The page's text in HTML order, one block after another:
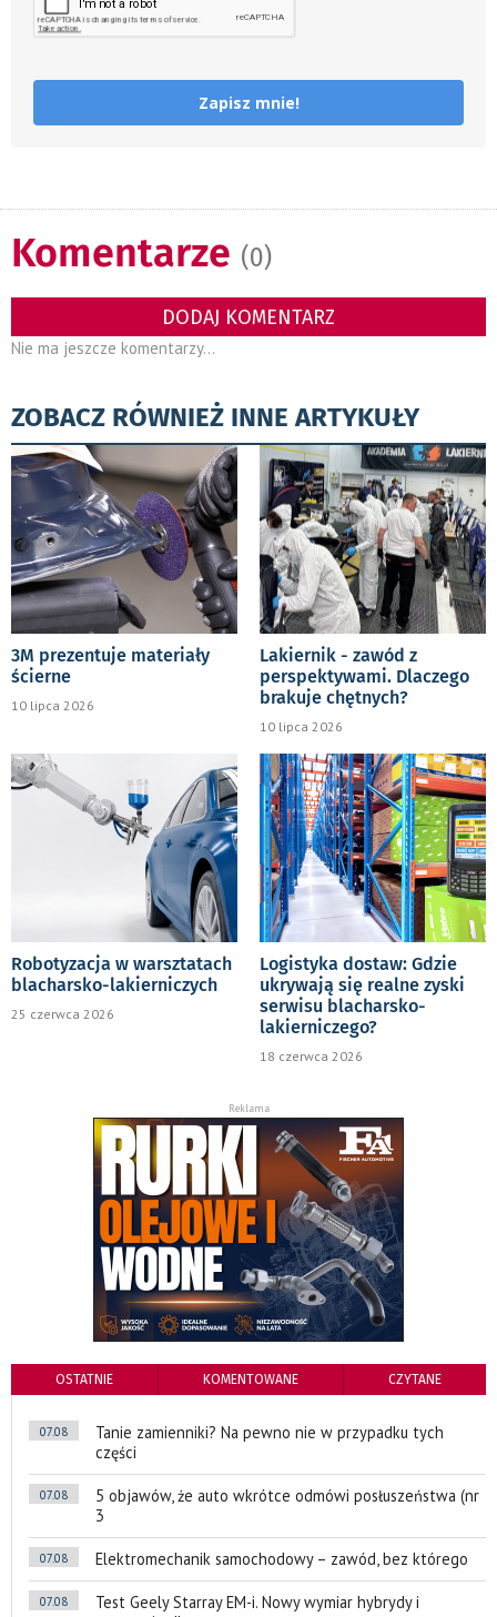
Zapisz mnie!
Komentarze (0)
DODAJ KOMENTARZ
Nie ma jeszcze komentarzy...
ZOBACZ RÓWNIEŻ INNE ARTYKUŁY
3M prezentuje materiały
ścierne
10 lipca 2026
Lakiernik - zawód z
perspektywami. Dlaczego
brakuje chętnych?
10 lipca 2026
Robotyzacja w warsztatach
blacharsko-lakierniczych
25 czerwca 2026
Logistyka dostaw: Gdzie
ukrywają się realne zyski
serwisu blacharsko-
lakierniczego?
18 czerwca 2026
Reklama
OSTATNIE KOMENTOWANE CZYTANE
07.08
Tanie zamienniki? Na pewno nie w przypadku tych
części
07.08
5 objawów, że auto wkrótce odmówi posłuszeństwa (nr
3
07.08 Elektromechanik samochodowy – zawód, bez którego
07.08
Test Geely Starray EM-i. Nowy wymiar hybrydy i